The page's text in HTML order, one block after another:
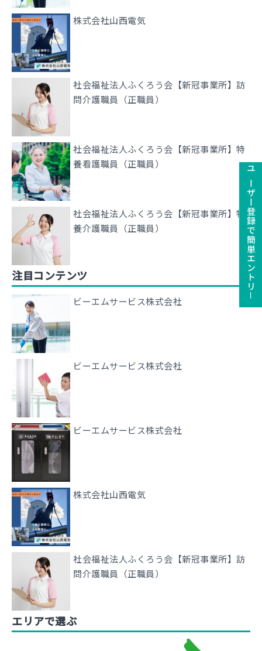
ユーザー登録で簡単エントリ－
株式会社山西電気
社会福祉法人ふくろう会【新冠事業所】訪
問介護職員（正職員）
社会福祉法人ふくろう会【新冠事業所】特
養看護職員（正職員）
社会福祉法人ふくろう会【新冠事業所】特
養介護職員（正職員）
注目コンテンツ
ビーエムサービス株式会社
ビーエムサービス株式会社
ビーエムサービス株式会社
株式会社山西電気
社会福祉法人ふくろう会【新冠事業所】訪
問介護職員（正職員）
エリアで選ぶ